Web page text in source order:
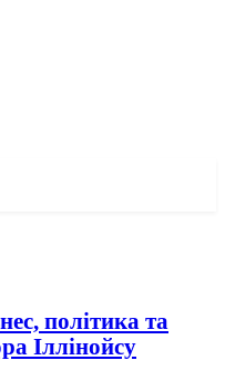
політика та
Іллінойсу